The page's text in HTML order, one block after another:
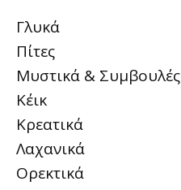
Γλυκά
Πίτες
Μυστικά & Συμβουλές
Κέικ
Κρεατικά
Λαχανικά
Ορεκτικά